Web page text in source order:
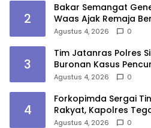
2
Bakar Semangat
Waas Ajak Remaja
Masa Depan
Agustus 4, 2026 0
3
Tim Jatanras Polres
Buronan Kasus
Agustus 4, 2026 0
4
Forkopimda Sergai
Rakyat, Kapolres
Ciptakan Lingkungan
Agustus 4, 2026 0